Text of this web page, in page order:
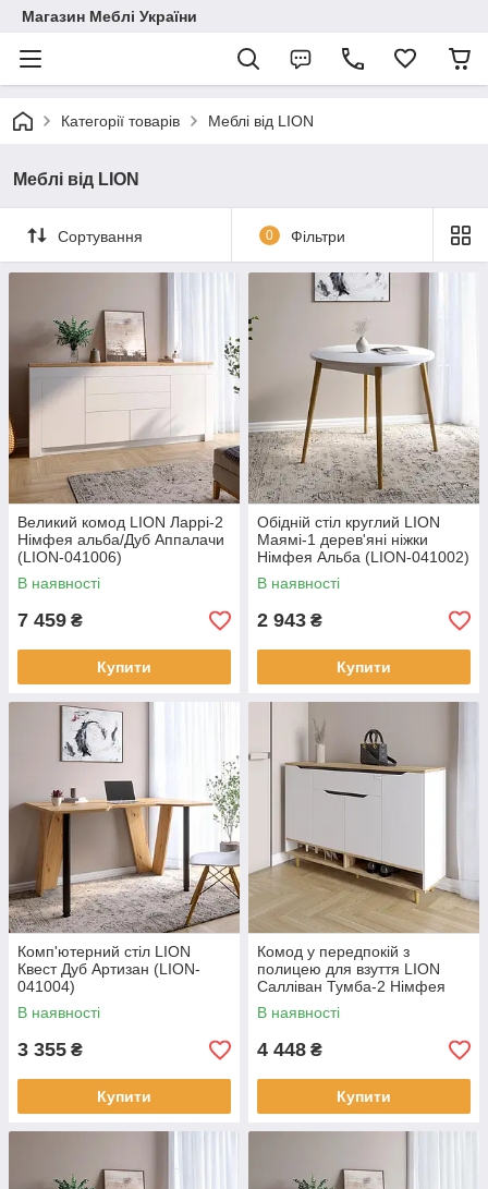
Магазин Меблі України
Категорії товарів Меблі від LION
Меблі від LION
Сортування 0 Фільтри
Великий комод LION Ларрі-2
Нiмфея альба/Дуб Аппалачи
(LION-041006)
В наявності
7 459 ₴
Купити
Обідній стіл круглий LION
Маямі-1 дерев'яні ніжки
Німфея Альба (LION-041002)
В наявності
2 943 ₴
Купити
Комп'ютерний стіл LION
Квест Дуб Артизан (LION-
041004)
В наявності
3 355 ₴
Купити
Комод у передпокій з
полицею для взуття LION
Салліван Тумба-2 Німфея
альба/Дуб Аппалачі (LION-
041007)
В наявності
4 448 ₴
Купити